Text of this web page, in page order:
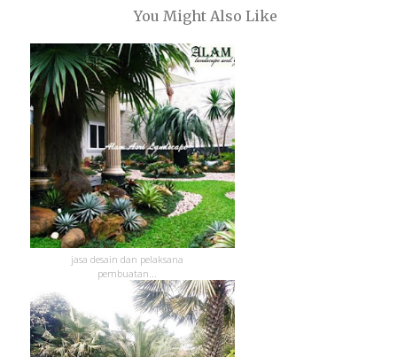
You Might Also Like
jasa desain dan pelaksana
pembuatan...